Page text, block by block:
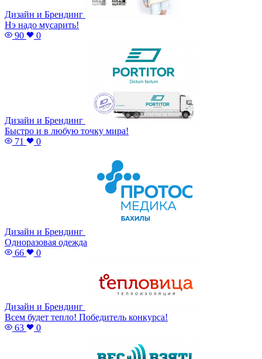
Дизайн и Брендинг
Нэ надо мусарить!
90
0
Дизайн и Брендинг
Быстро и в любую точку мира!
71
0
Дизайн и Брендинг
Одноразовая одежда
66
0
Дизайн и Брендинг
Всем будет тепло! Победитель конкурса!
63
0